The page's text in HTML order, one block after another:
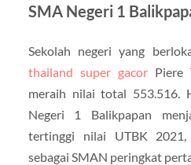
SMA Negeri 1
Sekolah negeri yang
thailand super gacorPiere
meraih nilai total 553.516.
Negeri 1 Balikpapan
tertinggi nilai UTBK 2021,
sebagai SMAN peringkat